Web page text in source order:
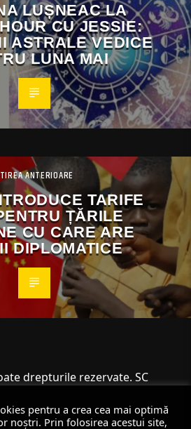
LUȘNEAC LA
CU JESSIE:
ASTRALE VEDICE
LUNA MAI
ANTERIOARE
TARIFE
ȚĂRILE
CU CARE ARE
DIPLOMATICE
drepturile rezervate. SC
pentru a crea cea mai optimă
noștri. Prin folosirea acestui site,